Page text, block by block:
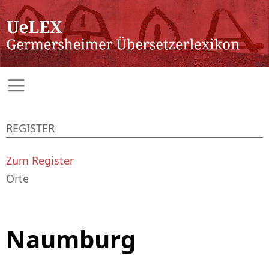
Naumburg
REGISTER
Zum Register
Orte